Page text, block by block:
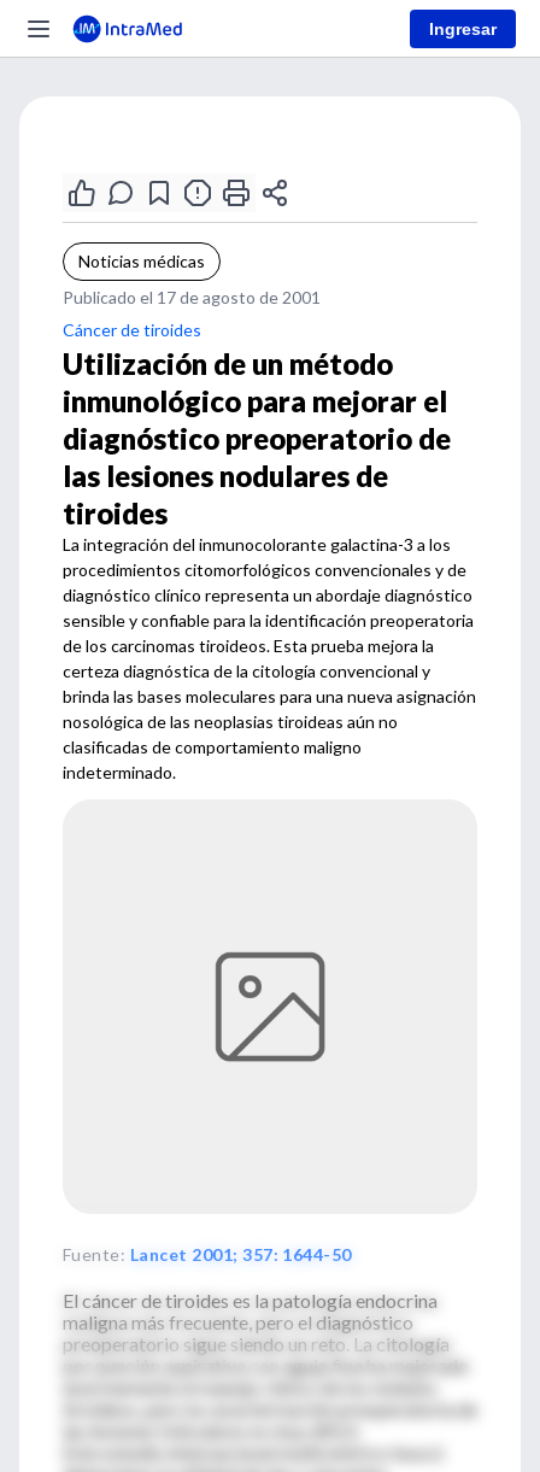
Ingresar
Noticias médicas
Publicado el 17 de agosto de 2001
Cáncer de tiroides
Utilización de un método
inmunológico para mejorar el
diagnóstico preoperatorio de
las lesiones nodulares de
tiroides
La integración del inmunocolorante galactina-3 a los
procedimientos citomorfológicos convencionales y de
diagnóstico clínico representa un abordaje diagnóstico
sensible y confiable para la identificación preoperatoria
de los carcinomas tiroideos. Esta prueba mejora la
certeza diagnóstica de la citología convencional y
brinda las bases moleculares para una nueva asignación
nosológica de las neoplasias tiroideas aún no
clasificadas de comportamiento maligno
indeterminado.
Fuente: Lancet 2001; 357: 1644-50
El cáncer de tiroides es la patología endocrina
maligna más frecuente, pero el diagnóstico
preoperatorio sigue siendo un reto. La citología
por punción aspirativa con aguja fina ha mejorado
tiroideos, pero la caracterización preoperatoria de
Este estudio internacional multicéntrico buscó